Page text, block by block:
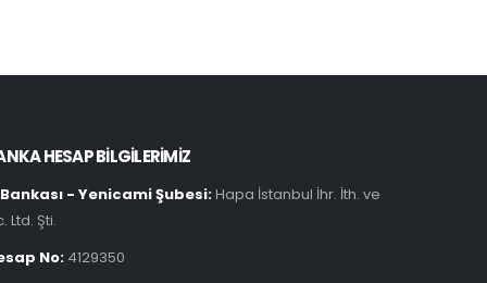
HESAP BİLGİLERİMİZ
- Yenicami Şubesi:Hapa İstanbul İhr. İth. ve
Ltd. Şti.
No: 4129350